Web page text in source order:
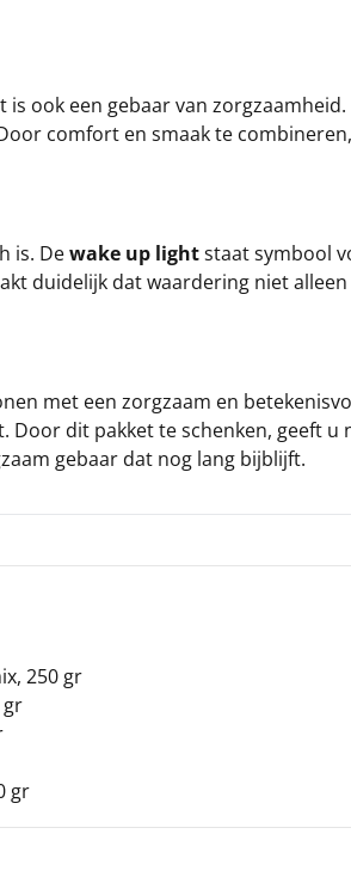
ook een gebaar van
comfort en smaak te
is. Dewake up lightstaat symbool
duidelijk dat waardering niet
met een zorgzaam en
dit pakket te schenken, geeft
gebaar dat nog lang bijblijft.
250 gr
gr
gr